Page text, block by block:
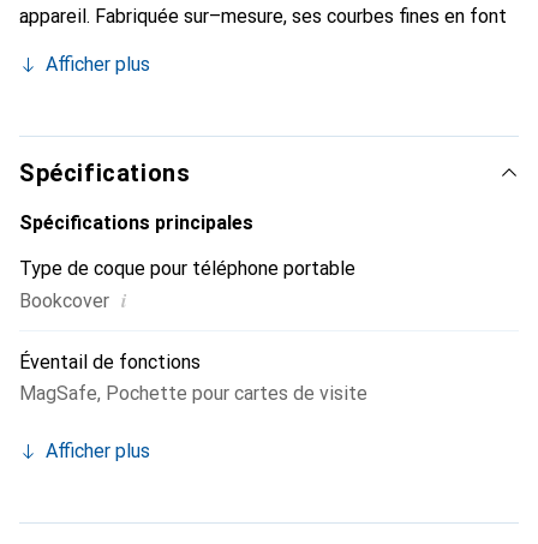
appareil. Fabriquée sur–mesure, ses courbes fines en font
chic et inséparable de votre Smartphone.
gamme, la marque Noreve est une valeur sure pour une
clientèle exigeante.
Afficher plus
Spécifications
Spécifications principales
Type de coque pour téléphone portable
Bookcover i
Éventail de fonctions
MagSafe, Pochette pour cartes de visite
Afficher plus